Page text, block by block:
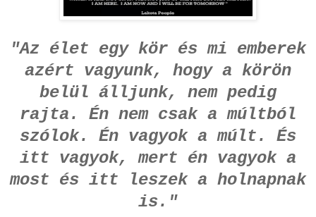
"Az élet egy kör és mi emberek
azért vagyunk, hogy a körön
belül álljunk, nem pedig
rajta. Én nem csak a múltból
szólok. Én vagyok a múlt. És
itt vagyok, mert én vagyok a
most és itt leszek a holnapnak
is."